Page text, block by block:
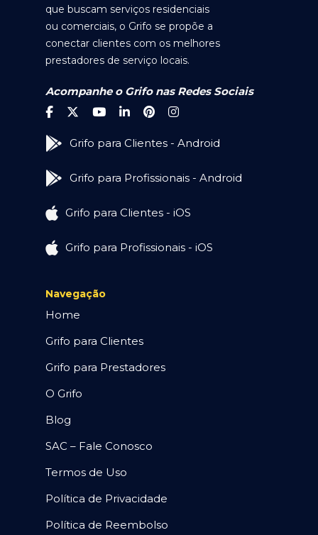
que buscam serviços residenciais
ou comerciais, o Grifo se propõe a
conectar clientes com os melhores
prestadores de serviço locais.
Acompanhe o Grifo nas Redes Sociais
Grifo para Clientes - Android
Grifo para Profissionais - Android
Grifo para Clientes - iOS
Grifo para Profissionais - iOS
Navegação
Home
Grifo para Clientes
Grifo para Prestadores
O Grifo
Blog
SAC – Fale Conosco
Termos de Uso
Política de Privacidade
Política de Reembolso